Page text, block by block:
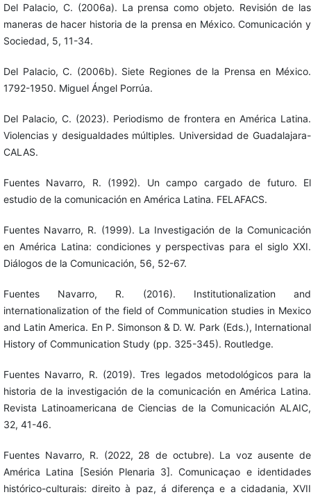
Del Palacio, C. (2006a). La prensa como objeto. Revisión de las
maneras de hacer historia de la prensa en México. Comunicación y
Sociedad, 5, 11-34.
Del Palacio, C. (2006b). Siete Regiones de la Prensa en México.
1792-1950. Miguel Ángel Porrúa.
Del Palacio, C. (2023). Periodismo de frontera en América Latina.
Violencias y desigualdades múltiples. Universidad de Guadalajara-
CALAS.
Fuentes Navarro, R. (1992). Un campo cargado de futuro. El
estudio de la comunicación en América Latina. FELAFACS.
Fuentes Navarro, R. (1999). La Investigación de la Comunicación
en América Latina: condiciones y perspectivas para el siglo XXI.
Diálogos de la Comunicación, 56, 52-67.
Fuentes Navarro, R. (2016). Institutionalization and
internationalization of the field of Communication studies in Mexico
and Latin America. En P. Simonson & D. W. Park (Eds.), International
History of Communication Study (pp. 325-345). Routledge.
Fuentes Navarro, R. (2019). Tres legados metodológicos para la
historia de la investigación de la comunicación en América Latina.
Revista Latinoamericana de Ciencias de la Comunicación ALAIC,
32, 41-46.
Fuentes Navarro, R. (2022, 28 de octubre). La voz ausente de
América Latina [Sesión Plenaria 3]. Comunicaçao e identidades
histórico-culturais: direito à paz, á diferença e a cidadania, XVII